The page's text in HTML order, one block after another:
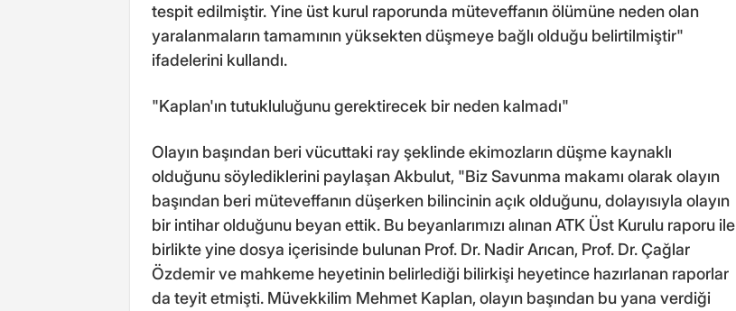
tespit edilmiştir. Yine üst kurul raporunda müteveffanın ölümüne neden olan
yaralanmaların tamamının yüksekten düşmeye bağlı olduğu belirtilmiştir"
ifadelerini kullandı.
"Kaplan'ın tutukluluğunu gerektirecek bir neden kalmadı"
Olayın başından beri vücuttaki ray şeklinde ekimozların düşme kaynaklı
olduğunu söylediklerini paylaşan Akbulut, "Biz Savunma makamı olarak olayın
başından beri müteveffanın düşerken bilincinin açık olduğunu, dolayısıyla olayın
bir intihar olduğunu beyan ettik. Bu beyanlarımızı alınan ATK Üst Kurulu raporu ile
birlikte yine dosya içerisinde bulunan Prof. Dr. Nadir Arıcan, Prof. Dr. Çağlar
Özdemir ve mahkeme heyetinin belirlediği bilirkişi heyetince hazırlanan raporlar
da teyit etmişti. Müvekkilim Mehmet Kaplan, olayın başından bu yana verdiği